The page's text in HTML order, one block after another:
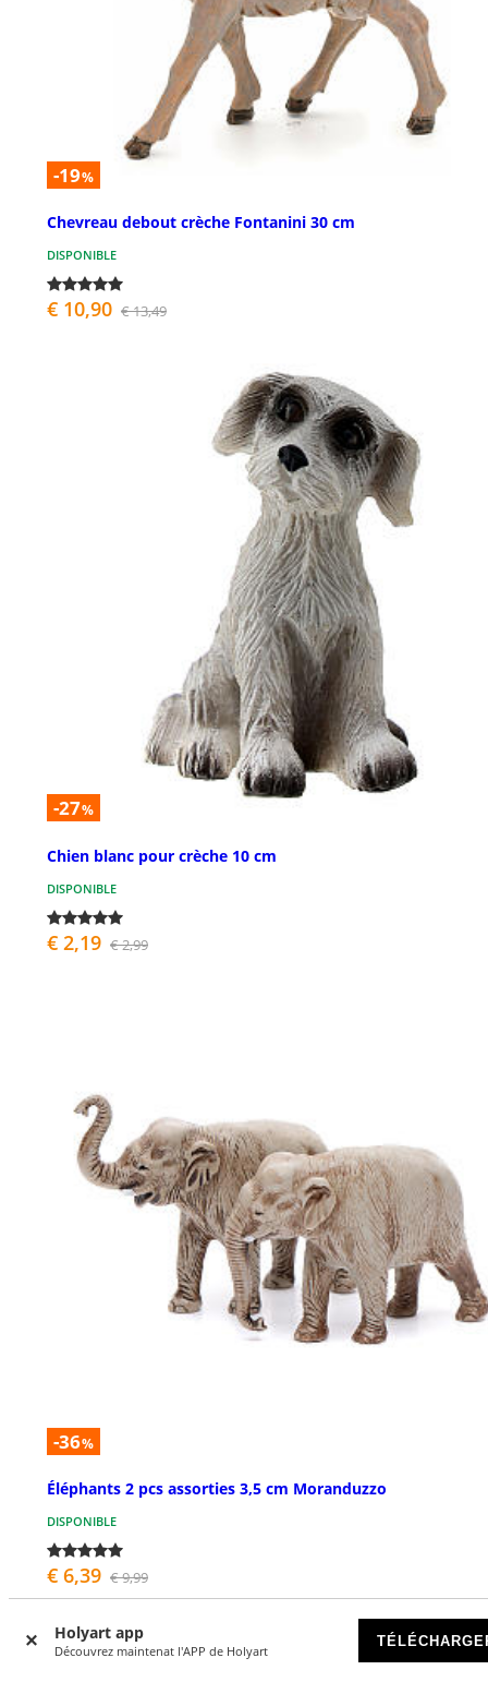
Holyart app
Découvrez maintenat l'APP de Holyart
-19%
Chevreau debout crèche Fontanini 30 cm
DISPONIBLE
€ 10,90 € 13,49
-27%
Chien blanc pour crèche 10 cm
DISPONIBLE
€ 2,19 € 2,99
-36%
Éléphants 2 pcs assorties 3,5 cm Moranduzzo
DISPONIBLE
€ 6,39 € 9,99